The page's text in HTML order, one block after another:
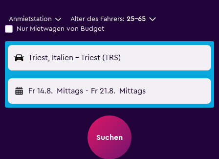
Anmietstation Alter des Fahrers: 25-65
Nur Mietwagen von Budget
Triest, Italien - Triest (TRS)
Fr 14.8. Mittags - Fr 21.8. Mittags
Suchen